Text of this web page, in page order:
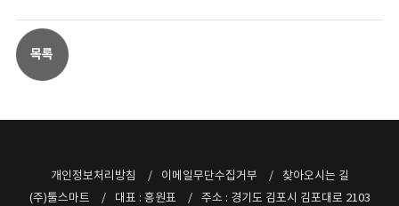
개인정보처리방침 이메일무단수집거부
찾아오시는 길
(주)툴스마트
대표 : 홍원표 주소 : 경기도 김포시 김포대로 2103